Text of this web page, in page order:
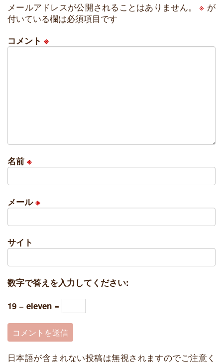
メールアドレスが公開されることはありません。 ※ が
付いている欄は必須項目です
コメント ※
名前 ※
メール※
サイト
数字で答えを入力してください:
19 − eleven =
日本語が含まれない投稿は無視されますのでご注意く